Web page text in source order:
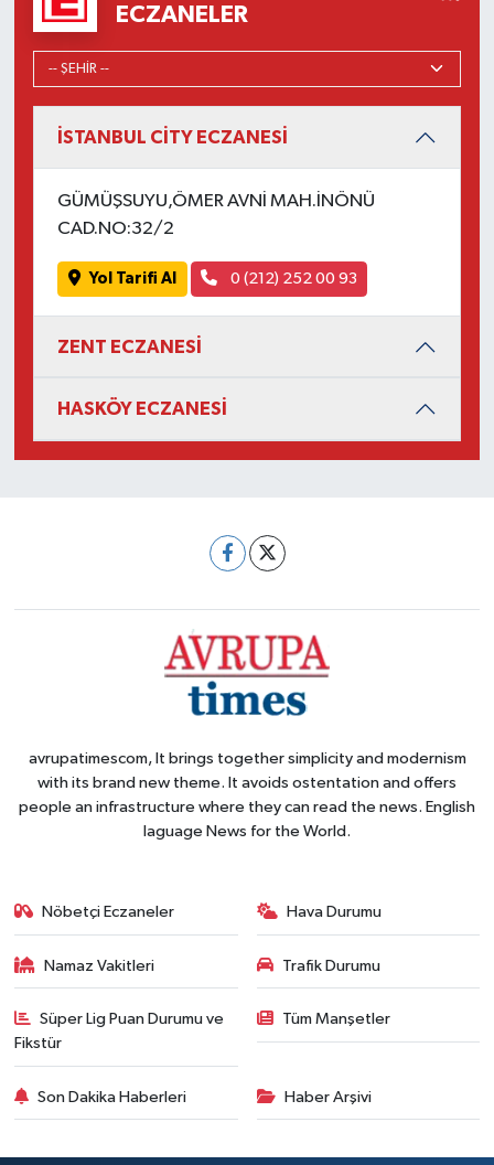
ECZANELER
İSTANBUL CİTY ECZANESİ
GÜMÜŞSUYU,ÖMER AVNİ MAH.İNÖNÜ
CAD.NO:32/2
Yol Tarifi Al 0 (212) 252 00 93
ZENT ECZANESİ
HASKÖY ECZANESİ
avrupatimescom, It brings together simplicity and modernism
with its brand new theme. It avoids ostentation and offers
people an infrastructure where they can read the news. English
laguage News for the World.
Nöbetçi Eczaneler Hava Durumu
Namaz Vakitleri Trafik Durumu
Süper Lig Puan Durumu ve
Fikstür
Tüm Manşetler
Son Dakika Haberleri Haber Arşivi